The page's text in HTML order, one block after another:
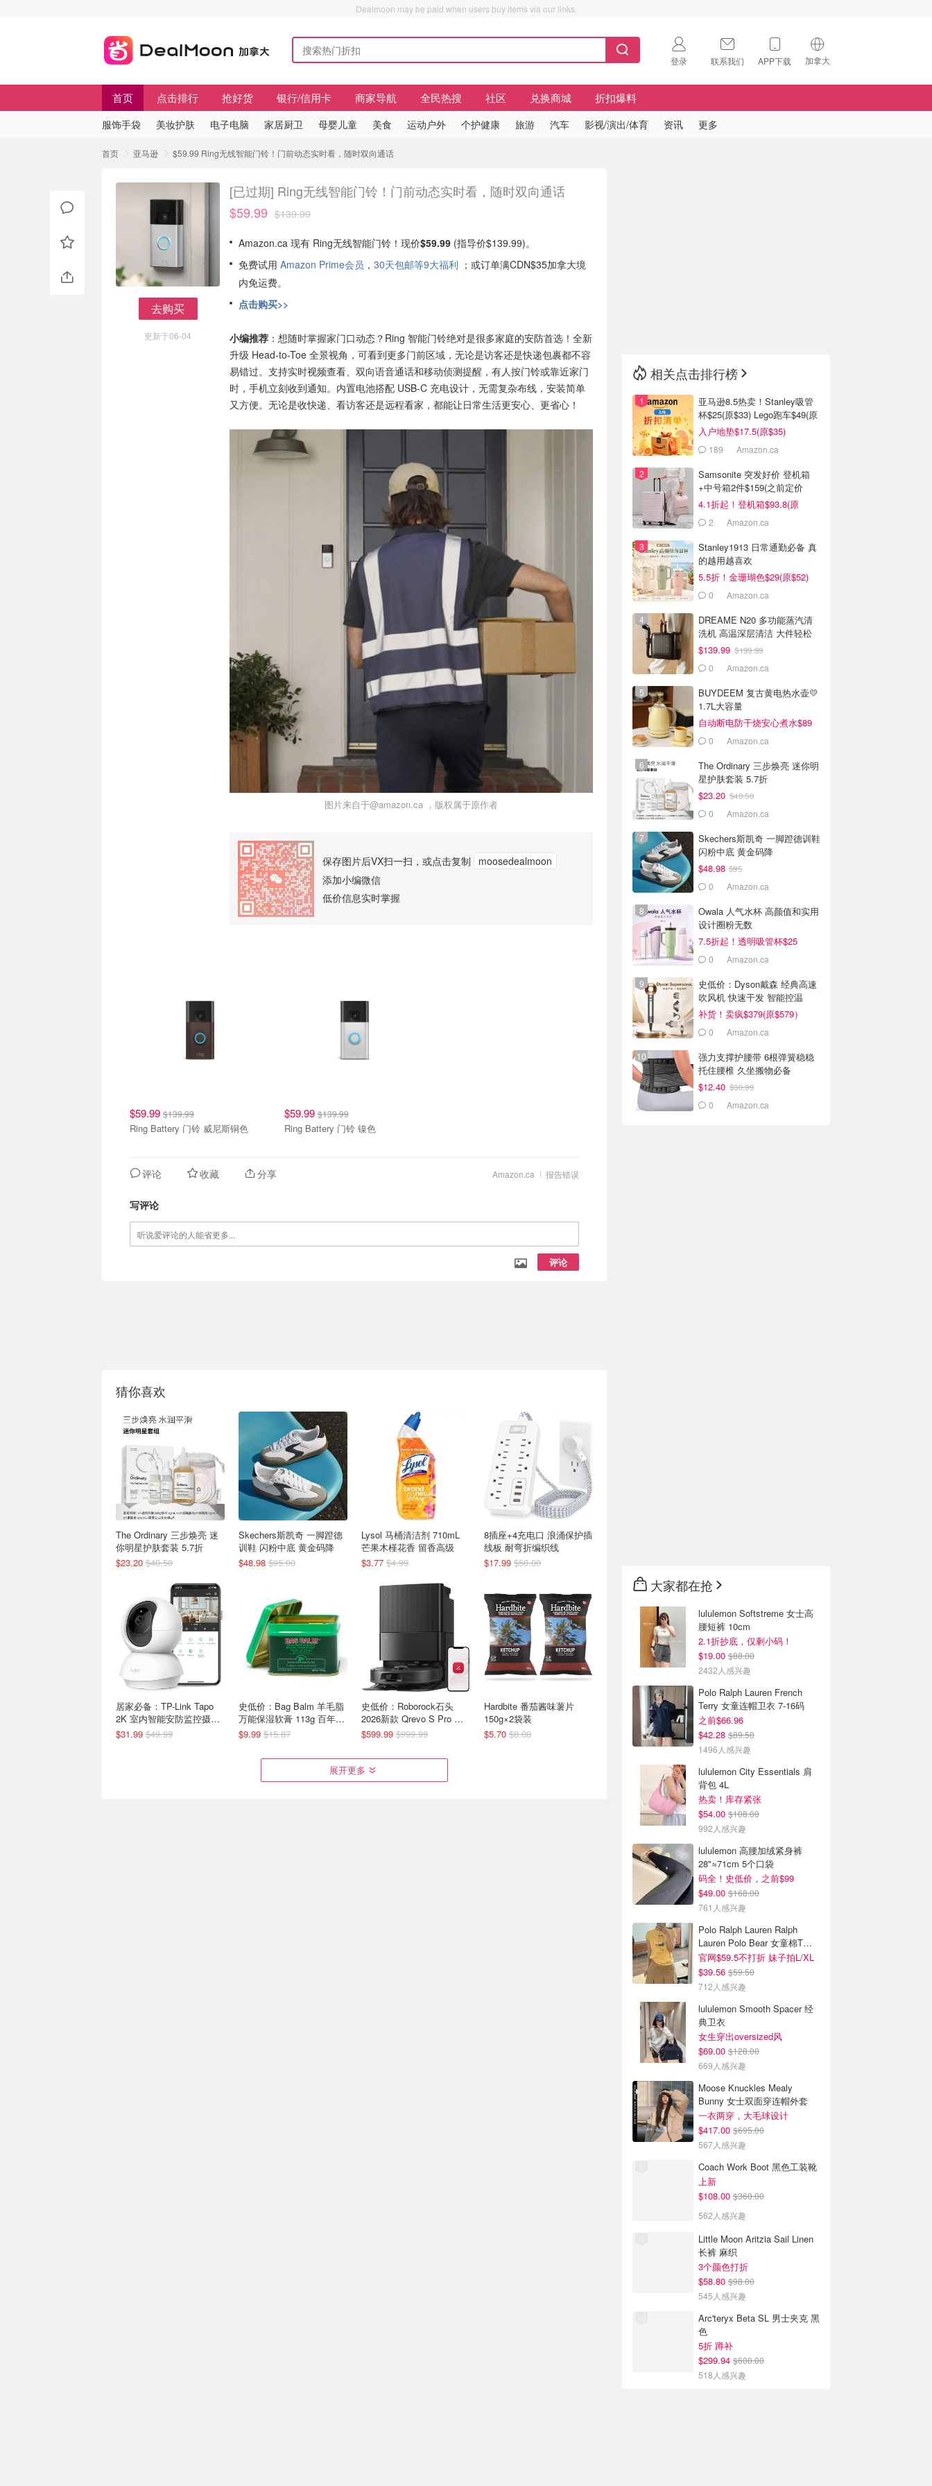
Dealmoon may be paid when users buy items via our links.
登录 联系我们 APP下载 加拿大
🇺🇸
首页 点击排行 抢好货 银行/信用卡 商家导航 全民热搜 社区 兑换商城 折扣爆料
服饰手袋 美妆护肤 电子电脑 家居厨卫 母婴儿童 美食 运动户外 个护健康 旅游 汽车 影视/演出/体育 资讯 更多
首页 亚马逊 $59.99 Ring无线智能门铃！门前动态实时看，随时双向通话
去购买
更新于06-04
[已过期] Ring无线智能门铃！门前动态实时看，随时双向通话
$59.99 $139.99
Amazon.ca 现有 Ring无线智能门铃！现价$59.99 (指导价$139.99)。
免费试用 Amazon Prime会员 ， 30天包邮等9大福利 ；或订单满CDN$35加拿大境
内免运费。
点击购买>>
小编推荐 ：想随时掌握家门口动态？Ring 智能门铃绝对是很多家庭的安防首选！全新
升级 Head-to-Toe 全景视角，可看到更多门前区域，无论是访客还是快递包裹都不容
易错过。支持实时视频查看、双向语音通话和移动侦测提醒，有人按门铃或靠近家门
时，手机立刻收到通知。内置电池搭配 USB-C 充电设计，无需复杂布线，安装简单
又方便。无论是收快递、看访客还是远程看家，都能让日常生活更安心、更省心！
图片来自于@amazon.ca ，版权属于原作者
保存图片后VX扫一扫，或点击复制
moosedealmoon
添加小编微信
低价信息实时掌握
$59.99 $139.99
Ring Battery 门铃 威尼斯铜色
$59.99$139.99
Ring Battery 门铃 镍色
报告错误
Amazon.ca
评论 收藏 分享
写评论
评论
猜你喜欢
The Ordinary 三步焕亮 迷
你明星护肤套装 5.7折
$23.20 $40.50
居家必备：TP-Link Tapo
2K 室内智能安防监控摄像
机
$31.99 $49.99
Skechers斯凯奇 一脚蹬德
训鞋 闪粉中底 黄金码降
$48.98 $95.00
史低价：Bag Balm 羊毛脂
万能保湿软膏 113g 百年经
典配方
$9.99 $15.87
Lysol 马桶清洁剂 710mL
芒果木槿花香 留香高级
$3.77 $4.99
史低价：Roborock石头
2026新款 Qrevo S Pro 自
动清洁扫拖机器人
$599.99 $999.99
8插座+4充电口 浪涌保护插
线板 耐弯折编织线
$17.99 $50.00
Hardbite 番茄酱味薯片
150g×2袋装
$5.70 $8.00
展开更多
相关点击排行榜
亚马逊8.5热卖！Stanley吸管
杯$25(原$33) Lego跑车$49(原
$80)
入户地垫$17.5(原$35)
189 Amazon.ca
Samsonite 突发好价 登机箱
+中号箱2件$159(之前定价
$434)
4.1折起！登机箱$93.8(原
$134)
2 Amazon.ca
Stanley1913 日常通勤必备 真
的越用越喜欢
5.5折！金珊瑚色$29(原$52)
0 Amazon.ca
DREAME N20 多功能蒸汽清
洗机 高温深层清洁 大件轻松
焕新
$139.99 $199.99
0 Amazon.ca
BUYDEEM 复古黄电热水壶💛
1.7L大容量
自动断电防干烧安心煮水$89
0 Amazon.ca
The Ordinary 三步焕亮 迷你明
星护肤套装 5.7折
$23.20 $40.50
0 Amazon.ca
Skechers斯凯奇 一脚蹬德训鞋
闪粉中底 黄金码降
$48.98 $95
0 Amazon.ca
Owala 人气水杯 高颜值和实用
设计圈粉无数
7.5折起！透明吸管杯$25
0 Amazon.ca
史低价：Dyson戴森 经典高速
吹风机 快速干发 智能控温
补货！卖疯$379(原$579）
0 Amazon.ca
强力支撑护腰带 6根弹簧稳稳
托住腰椎 久坐搬物必备
$12.40 $30.99
0 Amazon.ca
大家都在抢
lululemon Softstreme 女士高
腰短裤 10cm
2.1折抄底，仅剩小码！
$19.00 $88.00
2432人感兴趣
Polo Ralph Lauren French
Terry 女童连帽卫衣 7-16码
之前$66.96
$42.28 $89.50
1496人感兴趣
lululemon City Essentials 肩
背包 4L
热卖！库存紧张
$54.00 $108.00
992人感兴趣
lululemon 高腰加绒紧身裤
28"≈71cm 5个口袋
码全！史低价，之前$99
$49.00 $168.00
761人感兴趣
Polo Ralph Lauren Ralph
Lauren Polo Bear 女童棉T恤
染色 1件
官网$59.5不打折 妹子拍L/XL
$39.56 $59.50
712人感兴趣
lululemon Smooth Spacer 经
典卫衣
女生穿出oversized风
$69.00 $128.00
669人感兴趣
Moose Knuckles Mealy
Bunny 女士双面穿连帽外套
一衣两穿，大毛球设计
$417.00 $695.00
567人感兴趣
Coach Work Boot 黑色工装靴
上新
$108.00 $360.00
562人感兴趣
Little Moon Aritzia Sail Linen
长裤 麻织
3个颜色打折
$58.80 $98.00
545人感兴趣
Arc'teryx Beta SL 男士夹克 黑
色
5折 蹲补
$299.94 $600.00
518人感兴趣